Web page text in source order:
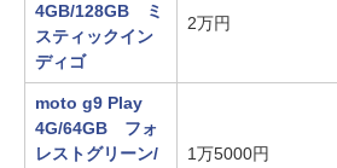
4GB/128GB ミ
スティックイン
ディゴ
2万円
moto g9 Play
4G/64GB フォ
レストグリーン/
1万5000円